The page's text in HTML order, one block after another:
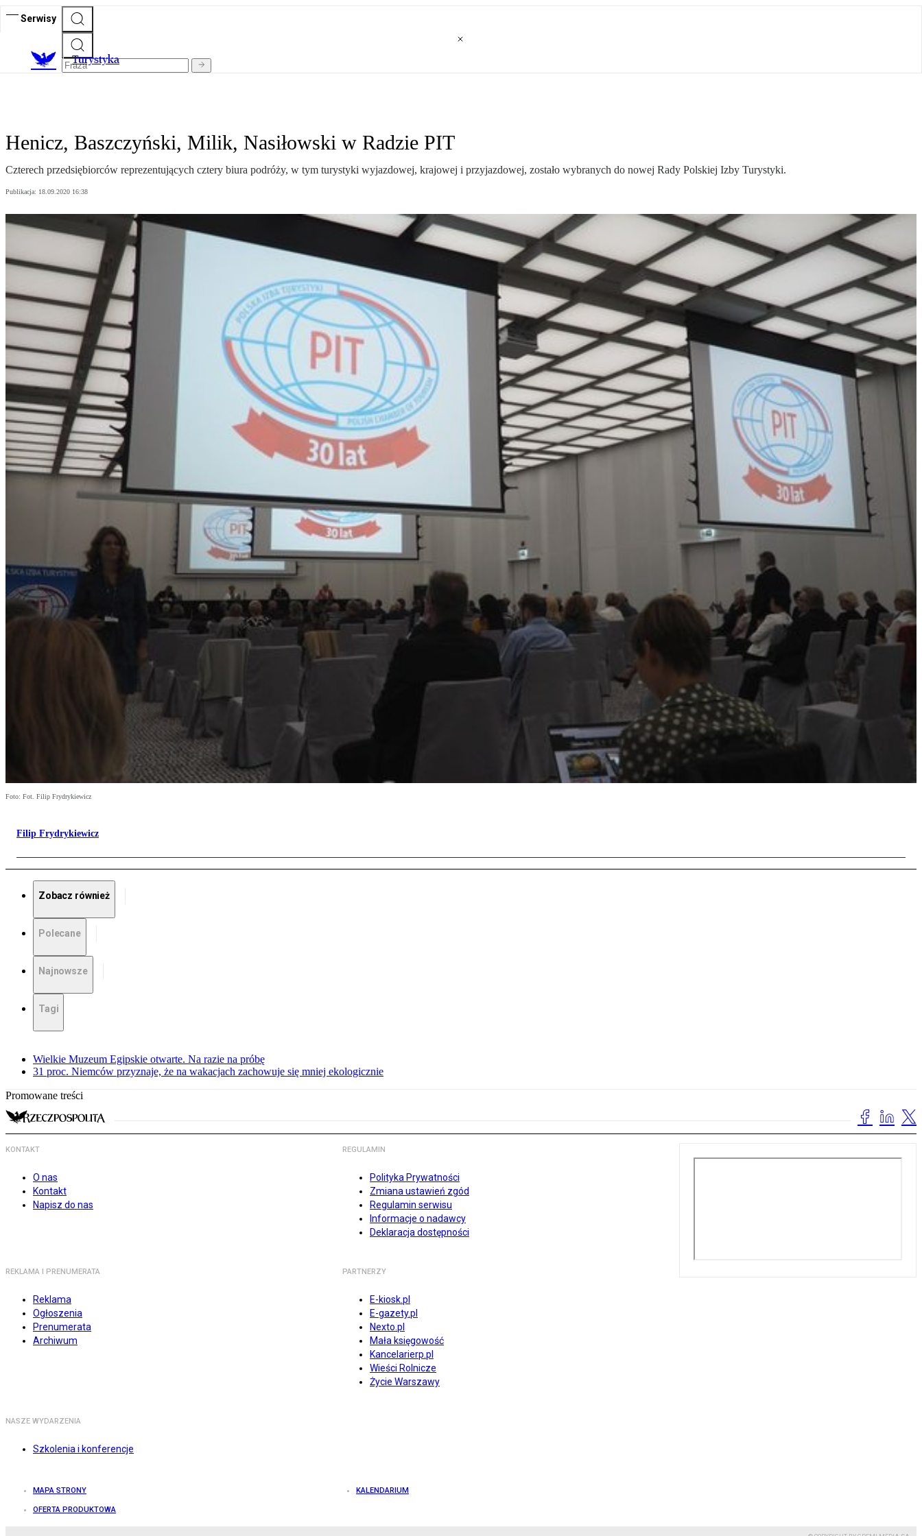
Serwisy
Turystyka
Henicz, Baszczyński, Milik, Nasiłowski w Radzie PIT
Czterech przedsiębiorców reprezentujących cztery biura podróży, w tym turystyki wyjazdowej, krajowej i przyjazdowej, zostało wybranych do nowej Rady Polskiej Izby Turystyki.
Publikacja: 18.09.2020 16:38
Foto: Fot. Filip Frydrykiewicz
Filip Frydrykiewicz
Zobacz również
Polecane
Najnowsze
Tagi
Wielkie Muzeum Egipskie otwarte. Na razie na próbę
31 proc. Niemców przyznaje, że na wakacjach zachowuje się mniej ekologicznie
Promowane treści
KONTAKT
O nas
Kontakt
Napisz do nas
REGULAMIN
Polityka Prywatności
Zmiana ustawień zgód
Regulamin serwisu
Informacje o nadawcy
Deklaracja dostępności
REKLAMA I PRENUMERATA
Reklama
Ogłoszenia
Prenumerata
Archiwum
PARTNERZY
E-kiosk.pl
E-gazety.pl
Nexto.pl
Mała księgowość
Kancelarierp.pl
Wieści Rolnicze
Życie Warszawy
NASZE WYDARZENIA
Szkolenia i konferencje
MAPA STRONY KALENDARIUM
OFERTA PRODUKTOWA